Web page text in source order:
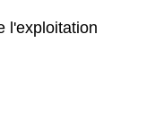
l'exploitation